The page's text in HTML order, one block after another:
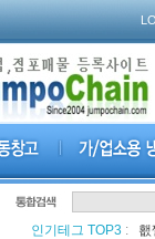
인기테그 TOP3 :